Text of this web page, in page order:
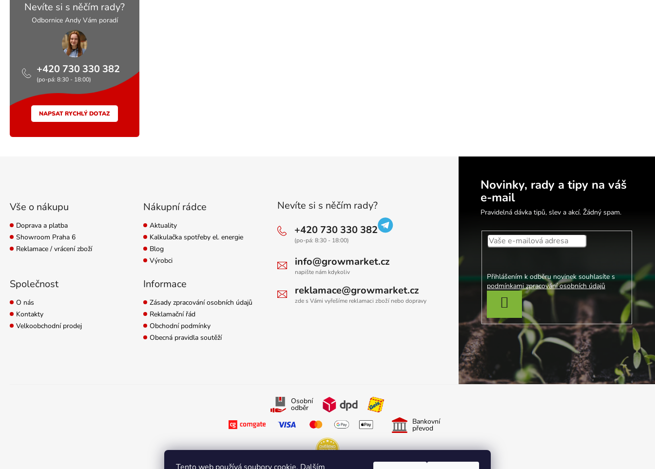
Nevíte si s něčím rady?
Odbornice Andy Vám poradí
+420 730 330 382
(po-pá: 8:30 - 18:00)
NAPSAT RYCHLÝ DOTAZ
Vše o nákupu
Doprava a platba
Showroom Praha 6
Reklamace / vrácení zboží
Nákupní rádce
Aktuality
Kalkulačka spotřeby el. energie
Blog
Výrobci
Společnost
O nás
Kontakty
Velkoobchodní prodej
Informace
Zásady zpracování osobních údajů
Reklamační řád
Obchodní podmínky
Obecná pravidla soutěží
Nevíte si s něčím rady?
+420 730 330 382
(po-pá: 8:30 - 18:00)
info@growmarket.cz
napište nám kdykoliv
reklamace@growmarket.cz
zde s Vámi vyřešíme reklamaci zboží nebo dopravy
Novinky, rady a tipy na váš
e-mail
Pravidelná dávka tipů, slev a akcí. Žádný spam.
Přihlášením k odběru novinek souhlasíte s
podmínkami zpracování osobních údajů
PŘIHLÁSIT SE
Osobní
odběr
Bankovní
převod